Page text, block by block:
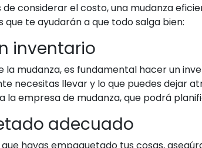
de considerar el costo, una mudanza
que te ayudarán a que todo salga bien:
inventario
la mudanza, es fundamental hacer un
necesitas llevar y lo que puedes dejar
la empresa de mudanza, que podrá
adecuado
que hayas empaquetado tus cosas,